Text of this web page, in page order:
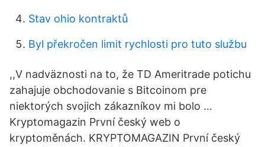
Stav ohio kontraktů
Byl překročen limit rychlosti pro tuto službu
,,V nadväznosti na to, že TD Ameritrade potichu
zahajuje obchodovanie s Bitcoinom pre
niektorých svojich zákazníkov mi bolo …
Kryptomagazin První český web o
kryptoměnách. KRYPTOMAGAZIN První český